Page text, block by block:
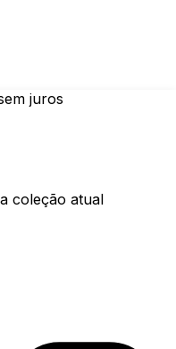
juros
coleção atual